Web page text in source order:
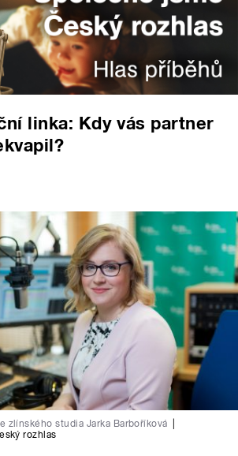
linka: Kdy vás partner
zlínského studia Jarka Barboříková
rozhlas